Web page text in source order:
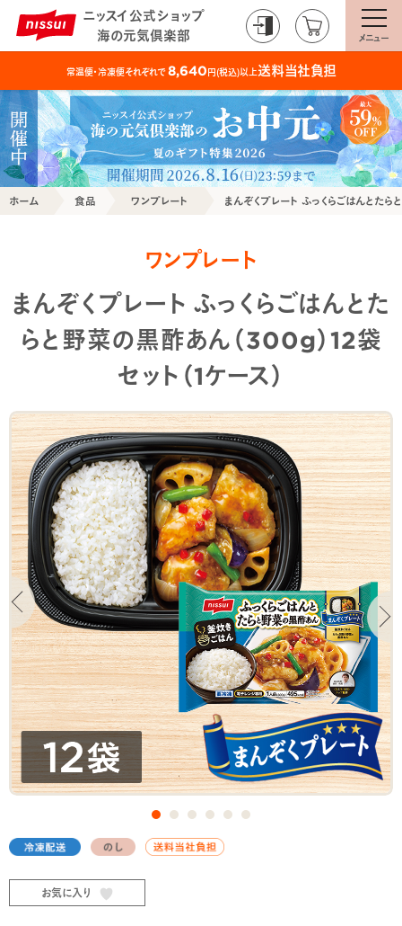
ニッスイ公式ショップ
海の元気倶楽部
メニュー
常温便・冷凍便それぞれで8,640円(税込)以上送料当社負担
ホーム 食品 ワンプレート まんぞくプレート ふっくらごはんとたら
ワンプレート
まんぞくプレート ふっくらごはんとた
らと野菜の黒酢あん（300g）12袋
セット（1ケース）
お気に入り